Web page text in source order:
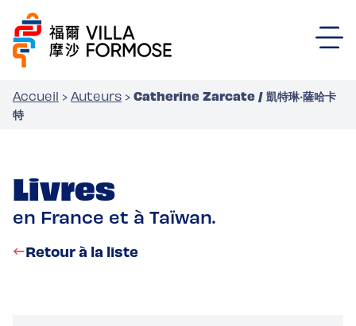
Accueil › Auteurs › Catherine Zarcate / 凱特琳‧薩哈卡
特
Livres
en France et à Taïwan.
Retour à la liste